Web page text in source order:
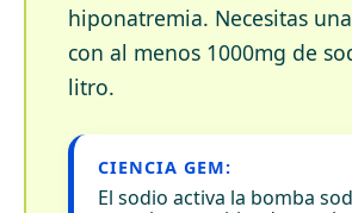
hiponatremia. Necesitas
con al menos 1000mg de
litro.
CIENCIA GEM:
El sodio activa la bomba